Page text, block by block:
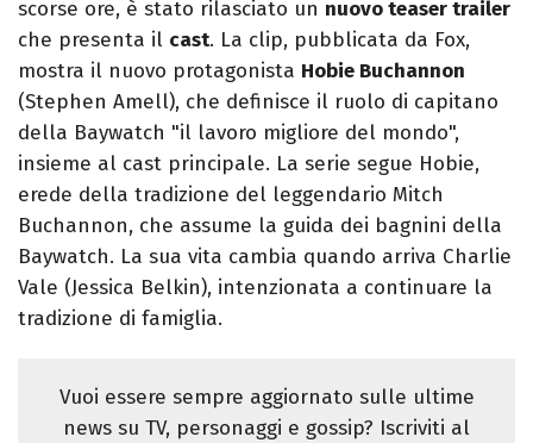
scorse ore, è stato rilasciato un nuovo teaser trailer
che presenta il cast. La clip, pubblicata da Fox,
mostra il nuovo protagonista Hobie Buchannon
(Stephen Amell), che definisce il ruolo di capitano
della Baywatch "il lavoro migliore del mondo",
insieme al cast principale. La serie segue Hobie,
erede della tradizione del leggendario Mitch
Buchannon, che assume la guida dei bagnini della
Baywatch. La sua vita cambia quando arriva Charlie
Vale (Jessica Belkin), intenzionata a continuare la
tradizione di famiglia.
Vuoi essere sempre aggiornato sulle ultime
news su TV, personaggi e gossip? Iscriviti al